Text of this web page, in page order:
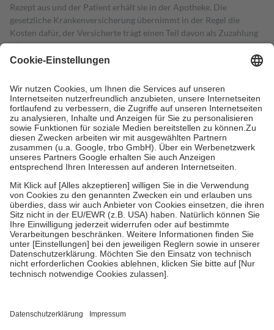
Rezept aus und der Patient erhält sie in der Apotheke. Die
gesetzliche Krankenversicherung übernimmt in der Regel die
Kosten dafür, der Versicherte trägt einen Teil davon als Zuzahlung
mit.
Grundsätzlich leisten Mitglieder Zuzahlungen in Höhe von zehn
höchstens zehn Euro.
Es sind jedoch nie mehr als die tatsächlichen
Kosten der Leistung zu entrichten.
Diese Regeln gelten grundsätzlich auch für Online-Apotheken.
Bei Heilmitteln und häuslicher Krankenpflege beträgt die
Zuzahlung zehn Prozent der Kosten sowie zehn Euro je
Verordnung.
Um das Engagement der Versicherten für ihre eigene Gesundheit zu
stärken und die besondere Stellung der Familie zu unterstützen,
fallenkeine Zuzahlungenan bei:
• Kindern und Jugendlichen bis zum vollendeten 18. Lebensjahr
mit Ausnahme der Fahrkosten
• Untersuchungen zur Vorsorge und Früherkennung, die von der
GKV getragen werden
• empfohlenen Schutzimpfungen
• Harn- und Blutteststreifen
getroffen, um sicherzustellen, dass es sich um echte Bewertungen